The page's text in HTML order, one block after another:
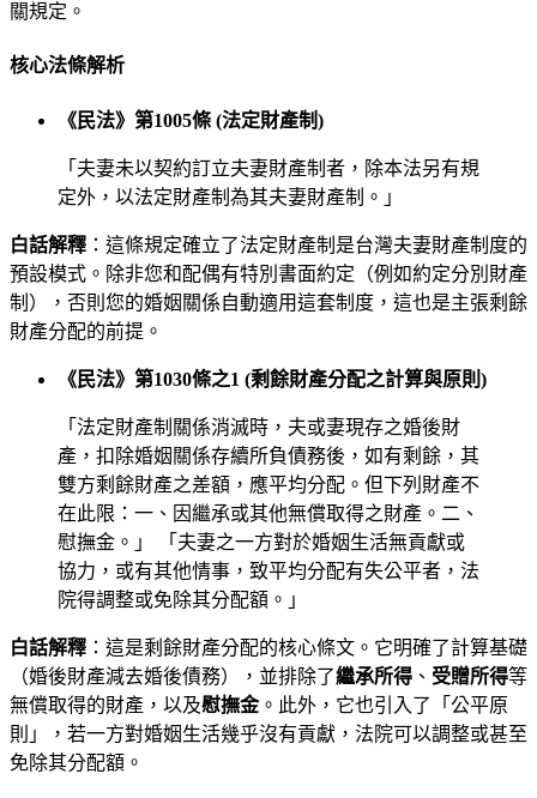
關規定。
核心法條解析
《民法》第1005條 (法定財產制)
「夫妻未以契約訂立夫妻財產制者，除本法另有規
定外，以法定財產制為其夫妻財產制。」
白話解釋 ：這條規定確立了法定財產制是台灣夫妻財產制度的
預設模式。除非您和配偶有特別書面約定（例如約定分別財產
制），否則您的婚姻關係自動適用這套制度，這也是主張剩餘
財產分配的前提。
《民法》第1030條之1 (剩餘財產分配之計算與原則)
「法定財產制關係消滅時，夫或妻現存之婚後財
產，扣除婚姻關係存續所負債務後，如有剩餘，其
雙方剩餘財產之差額，應平均分配。但下列財產不
在此限：一、因繼承或其他無償取得之財產。二、
慰撫金。」 「夫妻之一方對於婚姻生活無貢獻或
協力，或有其他情事，致平均分配有失公平者，法
院得調整或免除其分配額。」
白話解釋 ：這是剩餘財產分配的核心條文。它明確了計算基礎
（婚後財產減去婚後債務），並排除了繼承所得 、 受贈所得等
無償取得的財產，以及慰撫金。此外，它也引入了「公平原
則」，若一方對婚姻生活幾乎沒有貢獻，法院可以調整或甚至
免除其分配額。